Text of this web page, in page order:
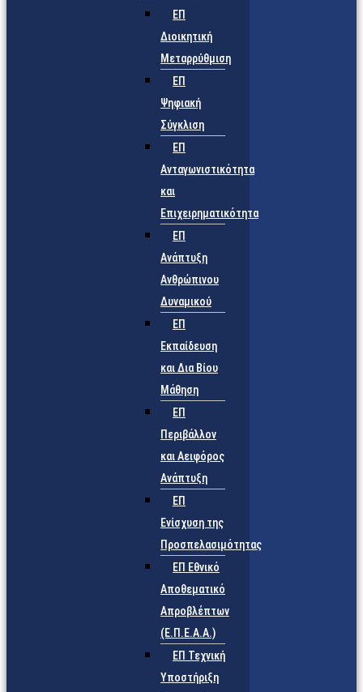
ΕΠ
Διοικητική
Μεταρρύθμιση
ΕΠ
Ψηφιακή
Σύγκλιση
ΕΠ
Ανταγωνιστικότητα
και
Επιχειρηματικότητα
ΕΠ
Ανάπτυξη
Ανθρώπινου
Δυναμικού
ΕΠ
Εκπαίδευση
και Δια Βίου
Μάθηση
ΕΠ
Περιβάλλον
και Αειφόρος
Ανάπτυξη
ΕΠ
Ενίσχυση της
Προσπελασιμότητας
ΕΠ Εθνικό
Αποθεματικό
Απροβλέπτων
(Ε.Π.Ε.Α.Α.)
ΕΠ Τεχνική
Υποστήριξη